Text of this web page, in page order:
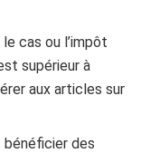
cas ou l’impôt
supérieur à
aux articles sur
des